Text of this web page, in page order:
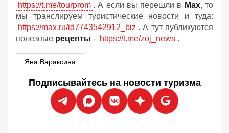
https://t.me/tourprom . А если вы перешли в Мах, то
мы транслируем туристические новости и туда:
https://max.ru/id7743542912_biz . А тут публикуются
полезные рецепты - https://t.me/zoj_news .
Яна Вараксина
Подписывайтесь на новости туризма